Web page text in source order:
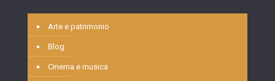
Arte e patrimonio
Blog
Cinema e musica